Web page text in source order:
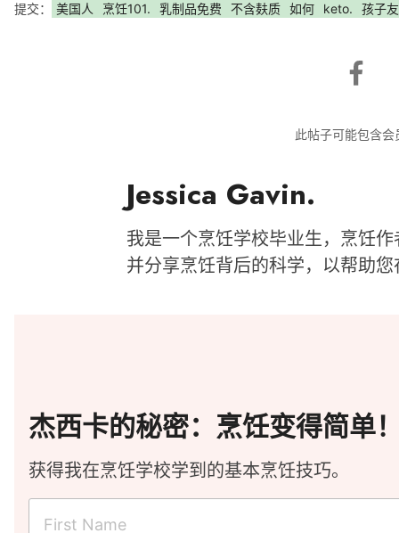
提交： 美国人 烹饪101. 乳制品免费 不含麸质 如何 keto. 孩子
此帖子可能包含
Jessica Gavin.
我是一个烹饪学校毕业生，烹饪
并分享烹饪背后的科学，以帮助
杰西卡的秘密：烹饪变得简单
获得我在烹饪学校学到的基本烹饪技巧。